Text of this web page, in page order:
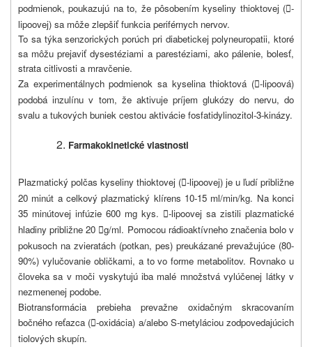
podmienok, poukazujú na to, že pôsobením kyseliny thioktovej (-
lipoovej) sa môže zlepšiť funkcia periférnych nervov.
To sa týka senzorických porúch pri diabetickej polyneuropatii, ktoré
sa môžu prejaviť dysestéziami a parestéziami, ako pálenie, bolesť,
strata citlivosti a mravčenie.
Za experimentálnych podmienok sa kyselina thioktová (-lipoová)
podobá inzulínu v tom, že aktivuje príjem glukózy do nervu, do
svalu a tukových buniek cestou aktivácie fosfatidylinozitol-3-kinázy.
Farmakokinetické vlastnosti
Plazmatický polčas kyseliny thioktovej (-lipoovej) je u ľudí približne
20 minút a celkový plazmatický klírens 10-15 ml/min/kg. Na konci
35 minútovej infúzie 600 mg kys. -lipoovej sa zistili plazmatické
hladiny približne 20 g/ml. Pomocou rádioaktívneho značenia bolo v
pokusoch na zvieratách (potkan, pes) preukázané prevažujúce (80-
90%) vylučovanie obličkami, a to vo forme metabolitov. Rovnako u
človeka sa v moči vyskytujú iba malé množstvá vylúčenej látky v
nezmenenej podobe.
Biotransformácia prebieha prevažne oxidačným skracovaním
bočného reťazca (-oxidácia) a/alebo S-metyláciou zodpovedajúcich
tiolových skupín.